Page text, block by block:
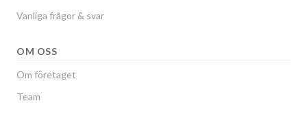
Vanliga frågor & svar
OM OSS
Om företaget
Team